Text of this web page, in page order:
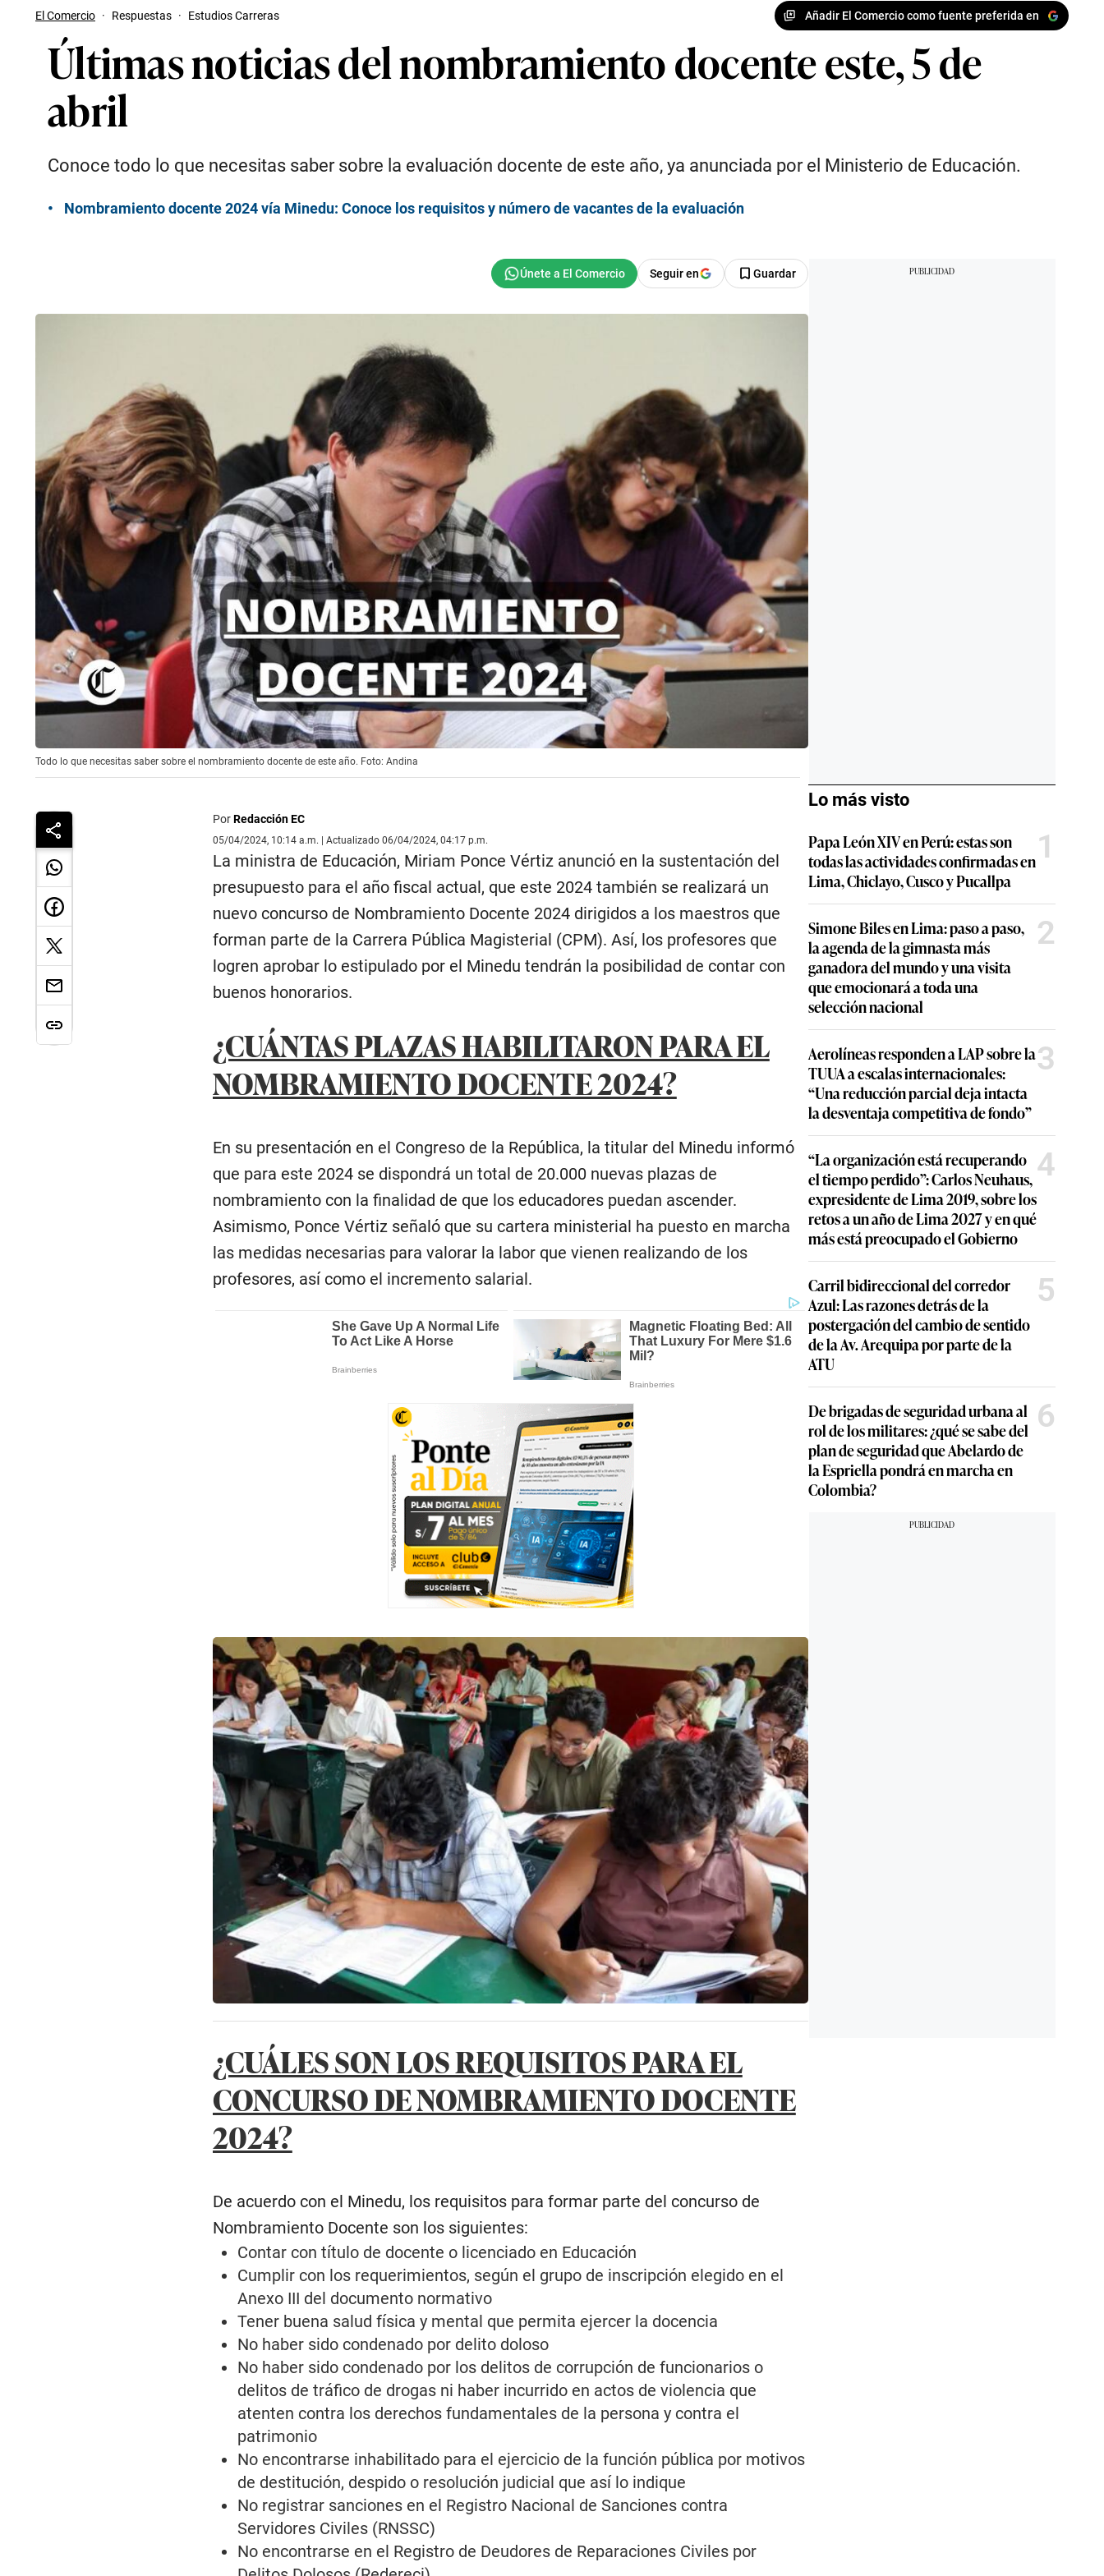
El Comercio · Respuestas · Estudios Carreras Añadir El Comercio como fuente preferida en
Últimas noticias del nombramiento docente este, 5 de
abril
Conoce todo lo que necesitas saber sobre la evaluación docente de este año, ya anunciada por el Ministerio de Educación.
Nombramiento docente 2024 vía Minedu: Conoce los requisitos y número de vacantes de la evaluación
Seguir en Guardar
Todo lo que necesitas saber sobre el nombramiento docente de este año. Foto: Andina
PorRedacción EC
05/04/2024, 10:14 a.m. | Actualizado 06/04/2024, 04:17 p.m.
La ministra de Educación, Miriam Ponce Vértiz anunció en la sustentación del
presupuesto para el año fiscal actual, que este 2024 también se realizará un
nuevo concurso de Nombramiento Docente 2024 dirigidos a los maestros que
forman parte de la Carrera Pública Magisterial (CPM). Así, los profesores que
logren aprobar lo estipulado por el Minedu tendrán la posibilidad de contar con
buenos honorarios.
¿CUÁNTAS PLAZAS HABILITARON PARA EL
NOMBRAMIENTO DOCENTE 2024?
En su presentación en el Congreso de la República, la titular del Minedu informó
que para este 2024 se dispondrá un total de 20.000 nuevas plazas de
nombramiento con la finalidad de que los educadores puedan ascender.
Asimismo, Ponce Vértiz señaló que su cartera ministerial ha puesto en marcha
las medidas necesarias para valorar la labor que vienen realizando de los
profesores, así como el incremento salarial.
¿CUÁLES SON LOS REQUISITOS PARA EL
CONCURSO DE NOMBRAMIENTO DOCENTE
2024?
De acuerdo con el Minedu, los requisitos para formar parte del concurso de
Nombramiento Docente son los siguientes:
Contar con título de docente o licenciado en Educación
Cumplir con los requerimientos, según el grupo de inscripción elegido en el
Anexo III del documento normativo
Tener buena salud física y mental que permita ejercer la docencia
No haber sido condenado por delito doloso
No haber sido condenado por los delitos de corrupción de funcionarios o
delitos de tráfico de drogas ni haber incurrido en actos de violencia que
atenten contra los derechos fundamentales de la persona y contra el
patrimonio
No encontrarse inhabilitado para el ejercicio de la función pública por motivos
de destitución, despido o resolución judicial que así lo indique
No registrar sanciones en el Registro Nacional de Sanciones contra
Servidores Civiles (RNSSC)
No encontrarse en el Registro de Deudores de Reparaciones Civiles por
Lo más visto
Papa León XIV en Perú: estas son
todas las actividades confirmadas en
Lima, Chiclayo, Cusco y Pucallpa
1
Simone Biles en Lima: paso a paso,
la agenda de la gimnasta más
ganadora del mundo y una visita
que emocionará a toda una
selección nacional
2
Aerolíneas responden a LAP sobre la
TUUA a escalas internacionales:
“Una reducción parcial deja intacta
la desventaja competitiva de fondo”
3
“La organización está recuperando
el tiempo perdido”: Carlos Neuhaus,
expresidente de Lima 2019, sobre los
retos a un año de Lima 2027 y en qué
más está preocupado el Gobierno
4
Carril bidireccional del corredor
Azul: Las razones detrás de la
postergación del cambio de sentido
de la Av. Arequipa por parte de la
ATU
5
De brigadas de seguridad urbana al
rol de los militares: ¿qué se sabe del
plan de seguridad que Abelardo de
la Espriella pondrá en marcha en
Colombia?
6